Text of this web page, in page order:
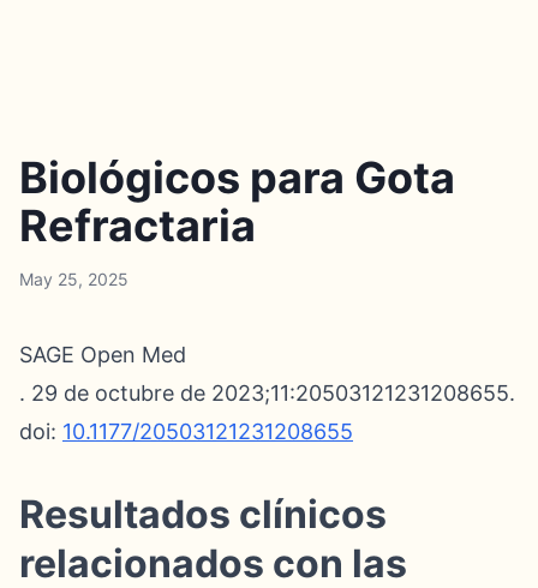
Biológicos para Gota
Refractaria
May 25, 2025
SAGE Open Med
. 29 de octubre de 2023;11:20503121231208655.
doi: 10.1177/20503121231208655
Resultados clínicos
relacionados con las